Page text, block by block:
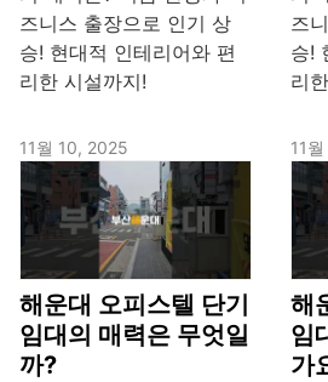
즈니스 출장으로 인기 상
승! 현대적 인테리어와 편
리한 시설까지!
즈
승!
리
11월 10, 2025
해운대 오피스텔 단기
임대의 매력은 무엇일
까?
11
해
임
가